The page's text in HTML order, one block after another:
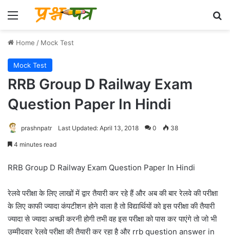
Menu
Home / Mock Test
Mock Test
RRB Group D Railway Exam
Question Paper In Hindi
prashnpatr Last Updated: April 13, 2018 0 38
4 minutes read
RRB Group D Railway Exam Question Paper In Hindi
रेलवे परीक्षा के लिए लाखों में द्वार तैयारी कर रहे हैं और अब की बार रेलवे की परीक्षा
के लिए काफी ज्यादा कंपटीशन होने वाला है तो विद्यार्थियों को इस परीक्षा की तैयारी
ज्यादा से ज्यादा अच्छी करनी होगी तभी वह इस परीक्षा को पास कर पाएंगे तो जो भी
उम्मीदवार रेलवे परीक्षा की तैयारी कर रहा है और rrb question answer in